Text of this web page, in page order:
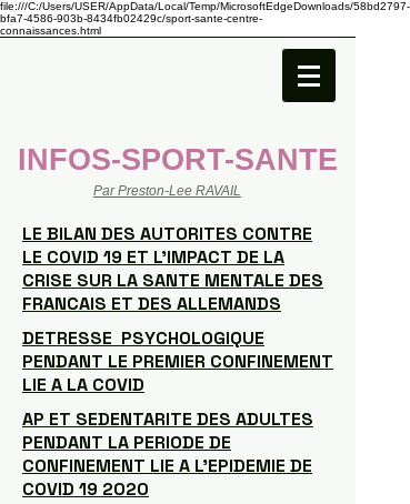
file:///C:/Users/USER/AppData/Local/Temp/MicrosoftEdgeDownloads/58bd2797-
bfa7-4586-903b-8434fb02429c/sport-sante-centre-
connaissances.html
INFOS-SPORT-SANTE
Par Preston-Lee RAVAIL
LE BILAN DES AUTORITES CONTRE
LE COVID 19 ET L'IMPACT DE LA
CRISE SUR LA SANTE MENTALE DES
FRANCAIS ET DES ALLEMANDS
DETRESSE PSYCHOLOGIQUE
PENDANT LE PREMIER CONFINEMENT
LIE A LA COVID
AP ET SEDENTARITE DES ADULTES
PENDANT LA PERIODE DE
CONFINEMENT LIE A L'EPIDEMIE DE
COVID 19 2020